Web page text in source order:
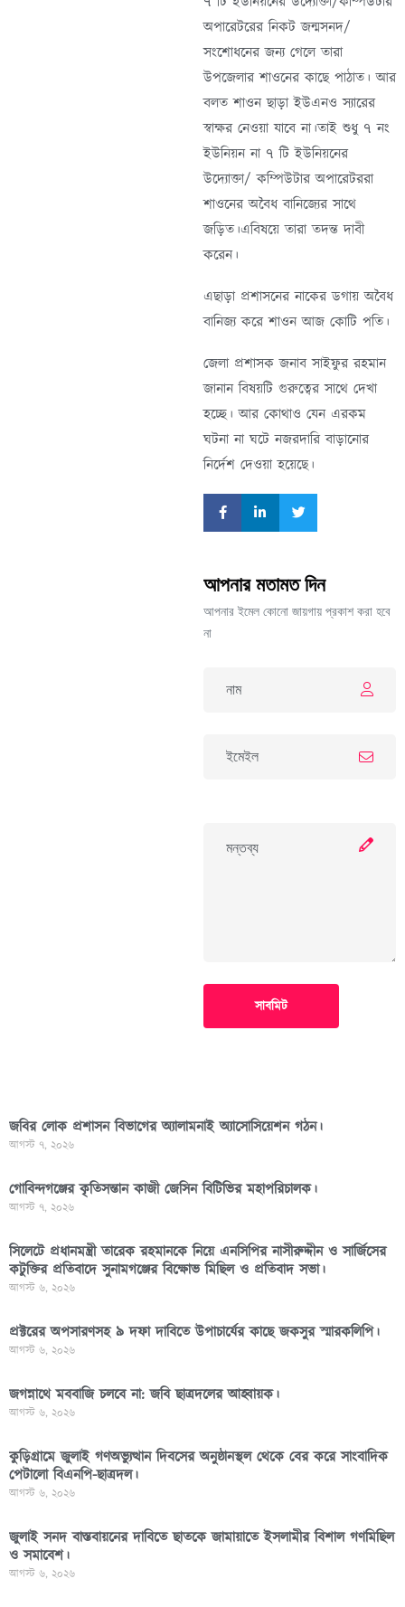
অপারেটরের নিকট জন্মসনদ/
সংশোধনের জন্য গেলে তারা
উপজেলার শাওনের কাছে পাঠাত। আর
বলত শাওন ছাড়া ইউএনও স্যারের
স্বাক্ষর নেওয়া যাবে না।তাই শুধু ৭ নং
ইউনিয়ন না ৭ টি ইউনিয়নের
উদ্যোক্তা/ কম্পিউটার অপারেটররা
শাওনের অবৈধ বানিজ্যের সাথে
জড়িত।এবিষয়ে তারা তদন্ত দাবী
করেন।
এছাড়া প্রশাসনের নাকের ডগায় অবৈধ
বানিজ্য করে শাওন আজ কোটি পতি।
জেলা প্রশাসক জনাব সাইফুর রহমান
জানান বিষয়টি গুরুত্বের সাথে দেখা
হচ্ছে। আর কোথাও যেন এরকম
ঘটনা না ঘটে নজরদারি বাড়ানোর
নির্দেশ দেওয়া হয়েছে।
আপনার মতামত দিন
আপনার ইমেল কোনো জায়গায় প্রকাশ করা হবে
না
সাবমিট
জবির লোক প্রশাসন বিভাগের অ্যালামনাই অ্যাসোসিয়েশন গঠন।
আগস্ট ৭, ২০২৬
গোবিন্দগঞ্জের কৃতিসন্তান কাজী জেসিন বিটিভির মহাপরিচালক।
আগস্ট ৭, ২০২৬
সিলেটে প্রধানমন্ত্রী তারেক রহমানকে নিয়ে এনসিপির নাসীরুদ্দীন ও সার্জিসের
কটুক্তির প্রতিবাদে সুনামগঞ্জের বিক্ষোভ মিছিল ও প্রতিবাদ সভা।
আগস্ট ৬, ২০২৬
প্রক্টরের অপসারণসহ ৯ দফা দাবিতে উপাচার্যের কাছে জকসুর স্মারকলিপি।
আগস্ট ৬, ২০২৬
জগন্নাথে মববাজি চলবে না: জবি ছাত্রদলের আহ্বায়ক।
আগস্ট ৬, ২০২৬
কুড়িগ্রামে জুলাই গণঅভ্যুত্থান দিবসের অনুষ্ঠানস্থল থেকে বের করে সাংবাদিক
পেটালো বিএনপি-ছাত্রদল।
আগস্ট ৬, ২০২৬
জুলাই সনদ বাস্তবায়নের দাবিতে ছাতকে জামায়াতে ইসলামীর বিশাল গণমিছিল
ও সমাবেশ।
আগস্ট ৬, ২০২৬